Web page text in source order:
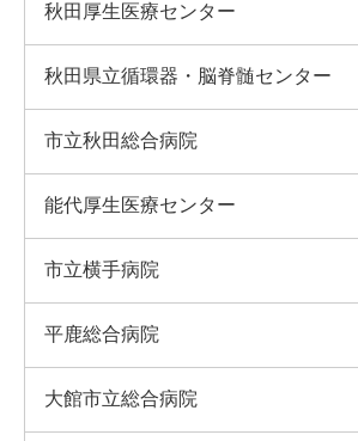
秋田厚生医療センター
秋田県立循環器・脳脊髄センター
市立秋田総合病院
能代厚生医療センター
市立横手病院
平鹿総合病院
大館市立総合病院